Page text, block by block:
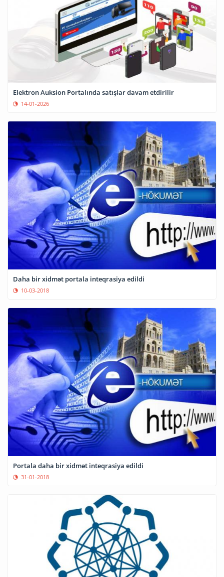
Elektron Auksion Portalında satışlar davam etdirilir
14-01-2026
Daha bir xidmət portala inteqrasiya edildi
10-03-2018
Portala daha bir xidmət inteqrasiya edildi
31-01-2018